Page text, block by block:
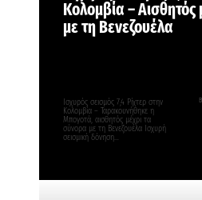
Κολομβία –
με τη Βενεζουέλα
Ισχυρός σεισμός 7,4 Ρίχτερ στην
Κολομβία – Ταρακουνήθηκε η
Μπογοτά, αισθητός μέχρι τα
σύνορα με τη Βενεζουέλα Ισχυρή
σεισμική δόνηση…